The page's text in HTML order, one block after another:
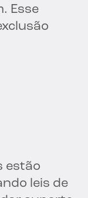
Esse
estão
leis de